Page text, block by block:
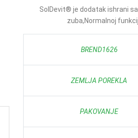
SolDevit® je dodatak ishrani
zuba,Normalnoj
BREND1626
ZEMLJA POREKLA
PAKOVANJE